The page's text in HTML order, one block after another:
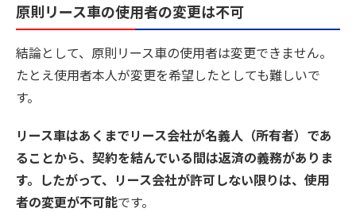
原則リース車の使用者の変更は不可
結論として、原則リース車の使用者は変更できません。
たとえ使用者本人が変更を希望したとしても難しいで
す。
リース車はあくまでリース会社が名義人（所有者）であ
ることから、契約を結んでいる間は返済の義務がありま
す。したがって、リース会社が許可しない限りは、使用
者の変更が不可能です。